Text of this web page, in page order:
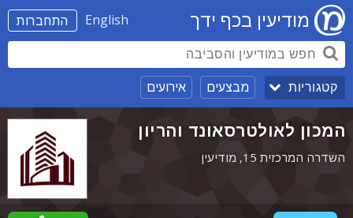
התחברות English מודיעין בכף ידך
קטגוריות מבצעים אירועים
המכון לאולטרסאונד והריון
השדרה המרכזית 15, מודיעין